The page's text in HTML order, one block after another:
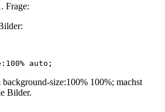
Frage:
auto;
size:100% 100%; machst
Bilder.